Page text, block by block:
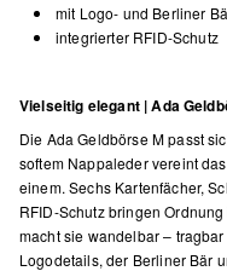
mit Logo- und Berliner
integrierter RFID-Schutz
Vielseitig elegant | Ada
Die Ada Geldbörse M passt
softem Nappaleder vereint
einem. Sechs Kartenfächer,
RFID-Schutz bringen
macht sie wandelbar –
Logodetails, der Berliner Bär